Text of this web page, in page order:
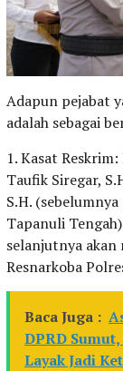
Adapun pejabat
adalah sebagai
1. Kasat
Taufik Siregar,
S.H.
Tapanuli
selanjutnya akan
Resnarkoba
Baca Juga :
DPRD
Layak Jadi